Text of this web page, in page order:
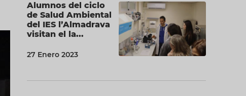
Alumnos del ciclo
de Salud Ambiental
del IES l’Almadrava
visitan el la...
27 Enero 2023